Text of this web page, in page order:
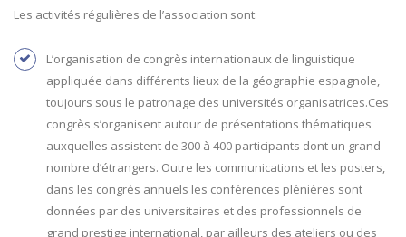
Les activités régulières de l’association sont:
L’organisation de congrès internationaux de linguistique
appliquée dans différents lieux de la géographie espagnole,
toujours sous le patronage des universités organisatrices.Ces
congrès s’organisent autour de présentations thématiques
auxquelles assistent de 300 à 400 participants dont un grand
nombre d’étrangers. Outre les communications et les posters,
dans les congrès annuels les conférences plénières sont
données par des universitaires et des professionnels de
grand prestige international, par ailleurs des ateliers ou des